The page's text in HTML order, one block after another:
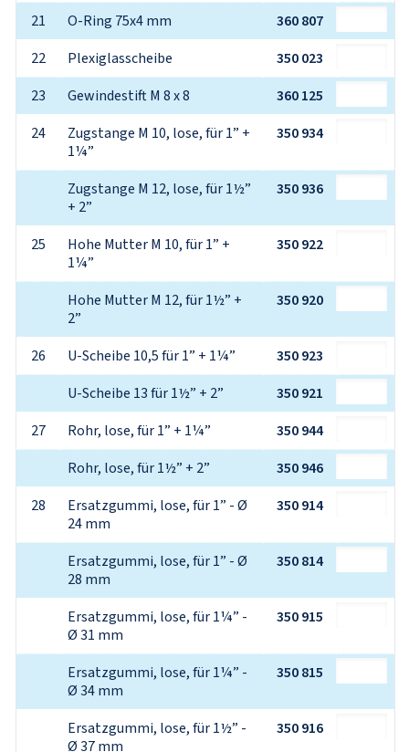
21
O-Ring 75x4 mm
360 807
22
Plexiglasscheibe
350 023
23
Gewindestift M 8 x 8
360 125
24
Zugstange M 10, lose, für 1” +
1¼”
350 934
Zugstange M 12, lose, für 1½”
+ 2”
350 936
25
Hohe Mutter M 10, für 1” +
1¼”
350 922
Hohe Mutter M 12, für 1½” +
2”
350 920
26 U-Scheibe 10,5 für 1” + 1¼”
350 923
U-Scheibe 13 für 1½” + 2”
350 921
27
Rohr, lose, für 1” + 1¼”
350 944
Rohr, lose, für 1½” + 2”
350 946
28
Ersatzgummi, lose, für 1” - Ø
24 mm
350 914
Ersatzgummi, lose, für 1” - Ø
28 mm
350 814
Ersatzgummi, lose, für 1¼” -
Ø 31 mm
350 915
Ersatzgummi, lose, für 1¼” -
Ø 34 mm
350 815
Ersatzgummi, lose, für 1½” -
Ø 37 mm
350 916